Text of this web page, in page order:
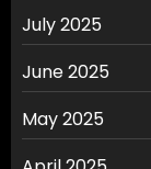
July 2025
June 2025
May 2025